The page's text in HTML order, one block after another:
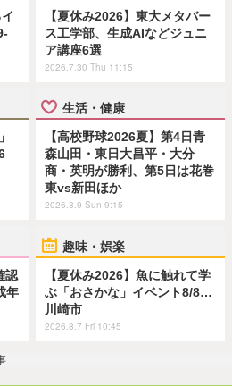
【夏休み2026】東大メタバー
ス工学部、生成AIなどジュニ
ア講座6選
2026.7.30 Thu 11:15
生活・健康
【高校野球2026夏】第4日青
森山田・東日大昌平・大分
商・英明が勝利、第5日は花巻
東vs新田ほか
2026.8.9 Sun 9:15
認
年
趣味・娯楽
【夏休み2026】魚に触れて学
ぶ「おさかな」イベント8/8…
川崎市
2026.8.7 Fri 10:45